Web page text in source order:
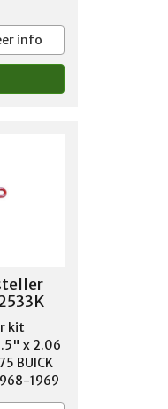
info
kit
x 2.06
BUICK
1969
BUICK